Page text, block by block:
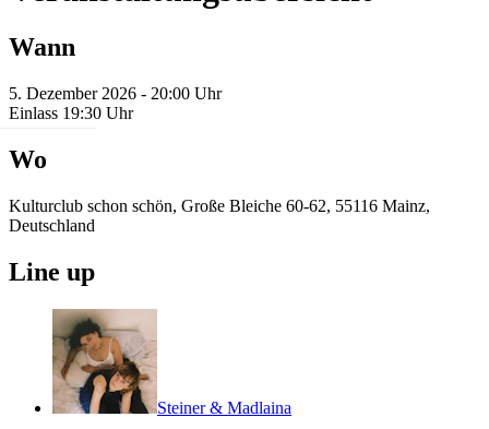
Wann
5. Dezember 2026 - 20:00 Uhr
Einlass 19:30 Uhr
Wo
Kulturclub schon schön, Große Bleiche 60-62, 55116 Mainz,
Deutschland
Line up
Steiner & Madlaina